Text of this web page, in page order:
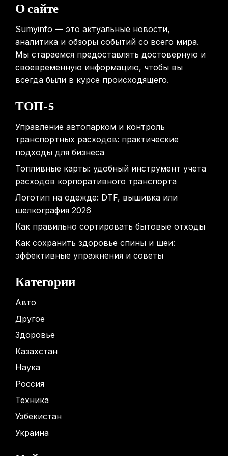
перемещаться между этажами
О сайте
Sumyinfo — это актуальные новости,
аналитика и обзоры событий со всего мира.
Мы стараемся предоставлять достоверную и
своевременную информацию, чтобы вы
всегда были в курсе происходящего.
ТОП-5
Управление автопарком и контроль
транспортных расходов: практические
подходы для бизнеса
Топливные карты: удобный инструмент учета
расходов корпоративного транспорта
Логотип на одежде: DTF, вышивка или
шелкография 2026
Как правильно сортировать бытовые отходы
Как сохранить здоровье спины и шеи:
эффективные упражнения и советы
Категории
Авто
Другое
Здоровье
Казахстан
Наука
Россия
Техника
Узбекистан
Украина